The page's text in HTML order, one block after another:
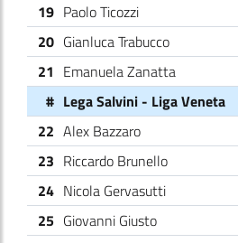
19 Paolo Ticozzi
20 Gianluca Trabucco
21 Emanuela Zanatta
# Lega Salvini - Liga Veneta
22 Alex Bazzaro
23 Riccardo Brunello
24 Nicola Gervasutti
25 Giovanni Giusto